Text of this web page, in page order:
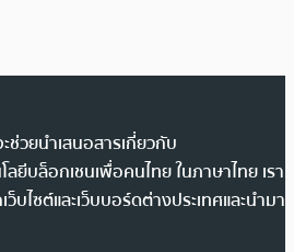
วยนำเสนอสารเกี่ยวกับ
ลยีบล็อกเชนเพื่อคนไทย ในภาษาไทย เรา
ไซต์และเว็บบอร์ดต่างประเทศและนำมา